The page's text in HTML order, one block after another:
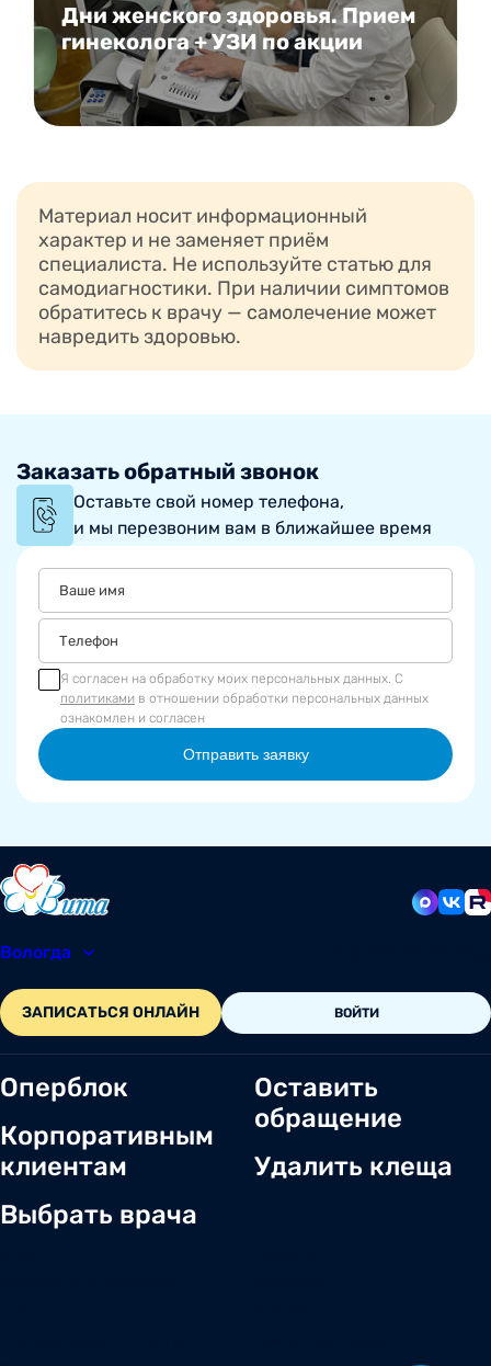
Дни женского здоровья. Прием
гинеколога + УЗИ по акции
Материал носит информационный
характер и не заменяет приём
специалиста. Не используйте статью для
самодиагностики. При наличии симптомов
обратитесь к врачу — самолечение может
навредить здоровью.
Заказать обратный звонок
Оставьте свой номер телефона,
и мы перезвоним вам в ближайшее время
Я согласен на обработку моих персональных данных. С
политиками в отношении обработки персональных данных
ознакомлен и согласен
Отправить заявку
Вологда
ЗАПИСАТЬСЯ ОНЛАЙН ВОЙТИ
Оперблок
Корпоративным
клиентам
Выбрать врача
Оставить
обращение
Удалить клеща